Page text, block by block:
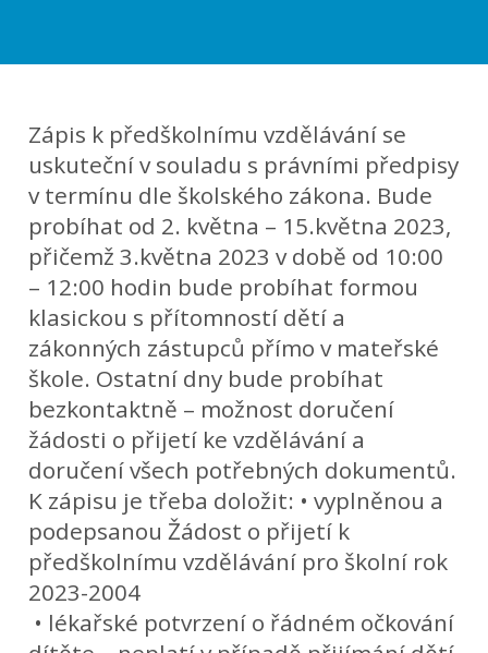
Zápis k předškolnímu vzdělávání se
uskuteční v souladu s právními předpisy
v termínu dle školského zákona. Bude
probíhat od 2. května – 15.května 2023,
přičemž 3.května 2023 v době od 10:00
– 12:00 hodin bude probíhat formou
klasickou s přítomností dětí a
zákonných zástupců přímo v mateřské
škole. Ostatní dny bude probíhat
bezkontaktně – možnost doručení
žádosti o přijetí ke vzdělávání a
doručení všech potřebných dokumentů.
K zápisu je třeba doložit: • vyplněnou a
podepsanou Žádost o přijetí k
předškolnímu vzdělávání pro školní rok
2023-2004
• lékařské potvrzení o řádném očkování